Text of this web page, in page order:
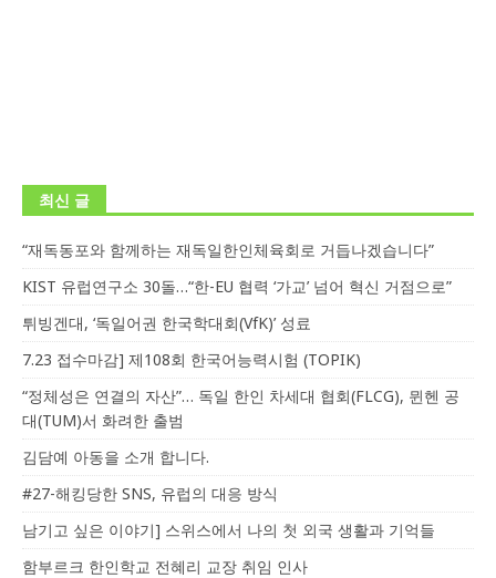
최신 글
“재독동포와 함께하는 재독일한인체육회로 거듭나겠습니다”
KIST 유럽연구소 30돌…“한-EU 협력 ‘가교’ 넘어 혁신 거점으로”
튀빙겐대, ‘독일어권 한국학대회(VfK)’ 성료
7.23 접수마감] 제108회 한국어능력시험 (TOPIK)
“정체성은 연결의 자산”… 독일 한인 차세대 협회(FLCG), 뮌헨 공
대(TUM)서 화려한 출범
김담예 아동을 소개 합니다.
#27-해킹당한 SNS, 유럽의 대응 방식
남기고 싶은 이야기] 스위스에서 나의 첫 외국 생활과 기억들
함부르크 한인학교 전혜리 교장 취임 인사